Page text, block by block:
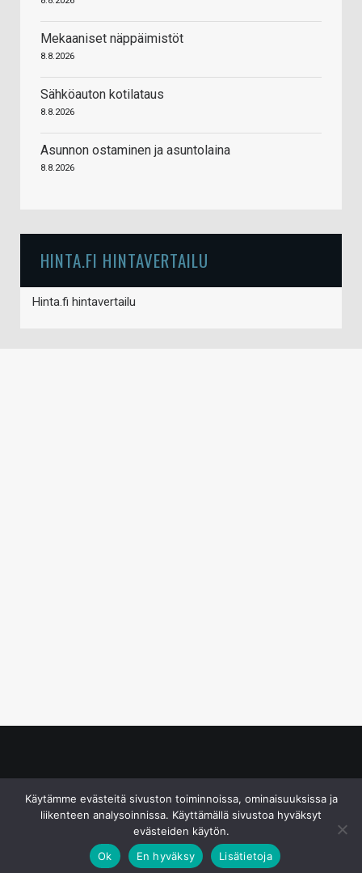
Mekaaniset näppäimistöt
8.8.2026
Sähköauton kotilataus
8.8.2026
Asunnon ostaminen ja asuntolaina
8.8.2026
HINTA.FI HINTAVERTAILU
Hinta.fi hintavertailu
Käytämme evästeitä sivuston toiminnoissa, ominaisuuksissa ja
liikenteen analysoinnissa. Käyttämällä sivustoa hyväksyt
evästeiden käytön.
Ok
En hyväksy Lisätietoja